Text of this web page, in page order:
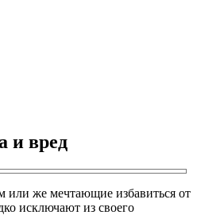
и вред
или же мечтающие избавиться от
исключают из своего